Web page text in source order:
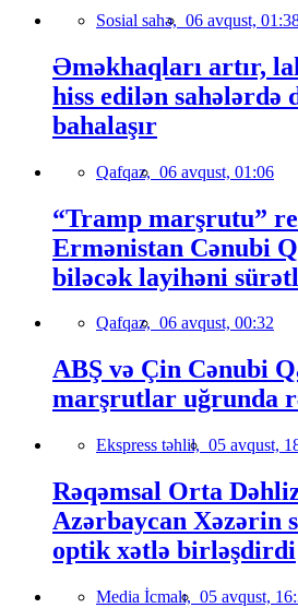
Sosial sahə, 06 avqust,
Əməkhaqları artır,
hiss edilən sahələrdə
bahalaşır
Qafqaz, 06 avqust, 01:06
“Tramp marşrutu”
Ermənistan Cənubi
biləcək layihəni
Qafqaz, 06 avqust, 00:32
ABŞ və Çin Cənubi
marşrutlar uğrunda
Ekspress təhlil, 05 avqust,
Rəqəmsal Orta
Azərbaycan Xəzərin
optik xətlə birləşdirdi
Media İcmalı, 05 avqust,